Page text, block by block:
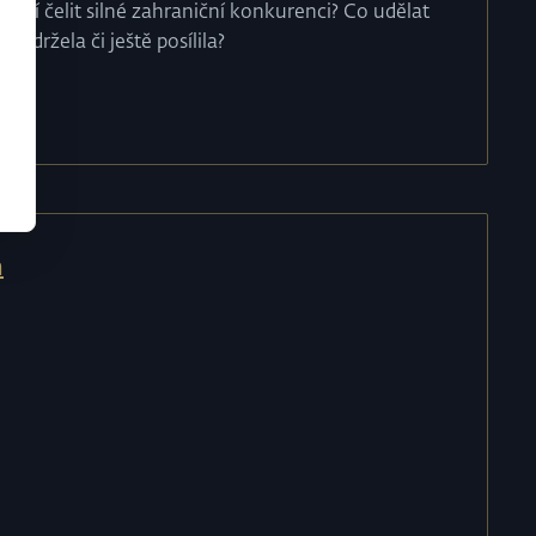
čelit silné zahraniční konkurenci? Co udělat
udržela či ještě posílila?